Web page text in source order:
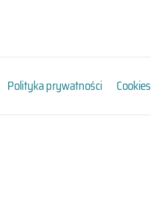
Polityka prywatności Cookies